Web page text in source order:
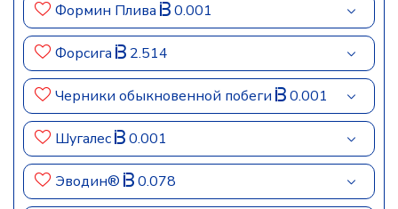
Формин Плива 0.001
Форсига 2.514
Черники обыкновенной побеги 0.001
Шугалес 0.001
Эводин® 0.078